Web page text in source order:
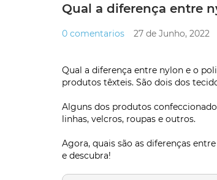
Qual a diferença entre
0 comentarios 27 de Junho, 2022
Qual a diferença entre nylon e o
produtos têxteis. São dois dos
Alguns dos produtos
linhas, velcros, roupas e outros.
Agora, quais são as diferenças
e descubra!